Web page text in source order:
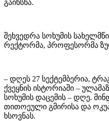
გაიხსნა.
შეხვედრა სოხუმის
რექტორმა, პროფესორმა
– დღეს 27 სექტემბერია,
ქვეყნის ისტორიაში –
სოხუმის დაცემის – დღე.
თითოეული გმირისა და
ხსოვნას.